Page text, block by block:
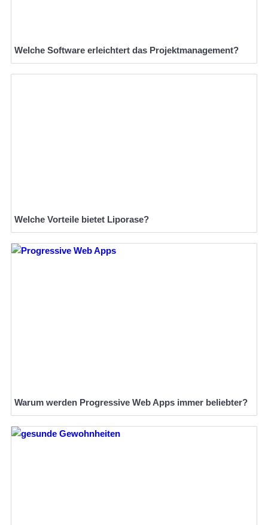
Welche Software erleichtert das Projektmanagement?
Welche Vorteile bietet Liporase?
Warum werden Progressive Web Apps immer beliebter?